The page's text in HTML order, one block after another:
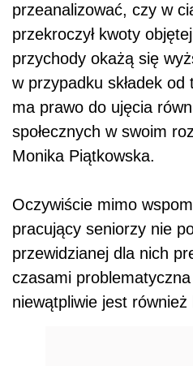
przeanalizować, czy w
przekroczył kwoty
przychody okażą się
w przypadku składek
ma prawo do ujęcia
społecznych w swoim
Monika Piątkowska.
Oczywiście mimo
pracujący seniorzy nie
przewidzianej dla nich
czasami
niewątpliwie jest również